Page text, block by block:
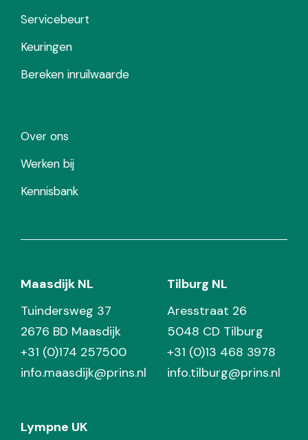
Servicebeurt
Keuringen
Bereken inruilwaarde
Over ons
Werken bij
Kennisbank
Maasdijk NL
Tuindersweg 37
2676 BD Maasdijk
+31 (0)174 257500
info.maasdijk@prins.nl
Tilburg NL
Aresstraat 26
5048 CD Tilburg
+31 (0)13 468 3978
info.tilburg@prins.nl
Lympne UK